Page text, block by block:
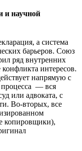
и научной
а система
барьеров. Союз
ряд внутренних
интересов.
напрямую с
процесса — вся
или адвоката, с
Во-вторых, все
копировщики),